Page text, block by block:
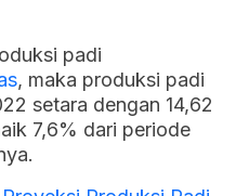
padi
, maka produksi padi
setara dengan 14,62
7,6% dari periode